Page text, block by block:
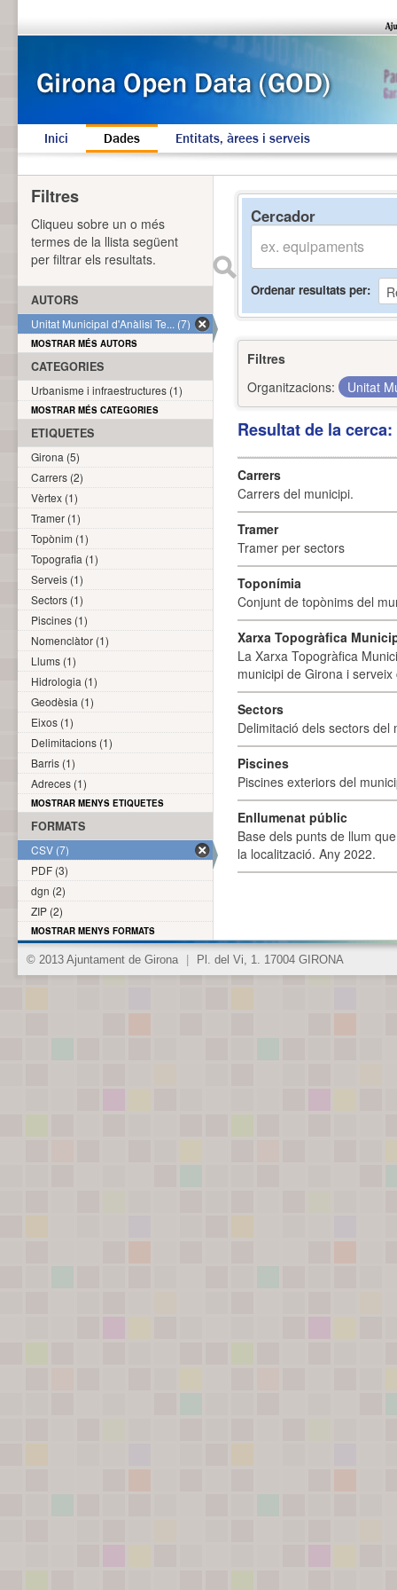
Inici Dades Entitats, àrees i serveis
Cercador
Ordenar resultats per
Filtres
Organitzacions:
Unitat
Resultat de la
Carrers
Carrers del municipi.
Tramer
Tramer per sectors
Toponímia
Conjunt de topònims del
Xarxa Topogràfica
La Xarxa Topogràfica
municipi de Girona i
Sectors
Delimitació dels sectors del
Piscines
Piscines exteriors del
Enllumenat públic
Base dels punts de llum
la localització. Any 2022.
Filtres
Cliqueu sobre un o més
termes de la llista següent
per filtrar els resultats.
AUTORS
Unitat Municipal d'Anàlisi Te... (7)
MOSTRAR MÉS AUTORS
CATEGORIES
Urbanisme i infraestructures (1)
MOSTRAR MÉS CATEGORIES
ETIQUETES
Girona (5)
Carrers (2)
Vèrtex (1)
Tramer (1)
Topònim (1)
Topografia (1)
Serveis (1)
Sectors (1)
Piscines (1)
Nomenclàtor (1)
Llums (1)
Hidrologia (1)
Geodèsia (1)
Eixos (1)
Delimitacions (1)
Barris (1)
Adreces (1)
MOSTRAR MENYS ETIQUETES
FORMATS
CSV (7)
PDF (3)
dgn (2)
ZIP (2)
MOSTRAR MENYS FORMATS
© 2013 Ajuntament de Girona Pl. del Vi, 1. 17004 GIRONA